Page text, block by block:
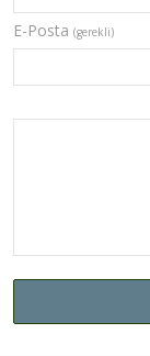
E-Posta (gerekli)